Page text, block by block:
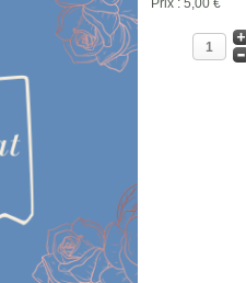
Prix : 5,00 €